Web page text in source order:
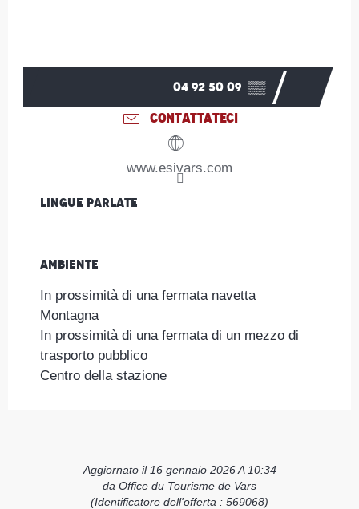
04 92 50 09 ▒▒
CONTATTATECI
www.esivars.com
Lingue parlate
Lingue parlate
Ambiente
Ambiente
In prossimità di una fermata navetta
Montagna
In prossimità di una fermata di un mezzo di
trasporto pubblico
Centro della stazione
Aggiornato il 16 gennaio 2026 A 10:34
da Office du Tourisme de Vars
(Identificatore dell'offerta : 569068)